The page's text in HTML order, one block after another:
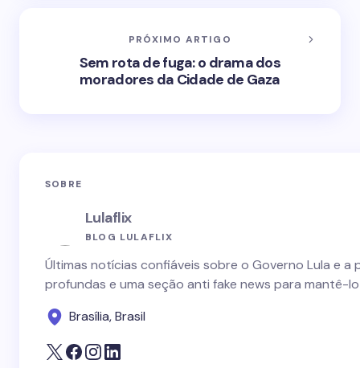
PRÓXIMO ARTIGO
Sem rota de fuga: o drama dos
moradores da Cidade de Gaza
SOBRE
Lulaflix
BLOG LULAFLIX
Últimas notícias confiáveis sobre o Governo Lula e
profundas e uma seção anti fake news para mantê-
Brasília, Brasil